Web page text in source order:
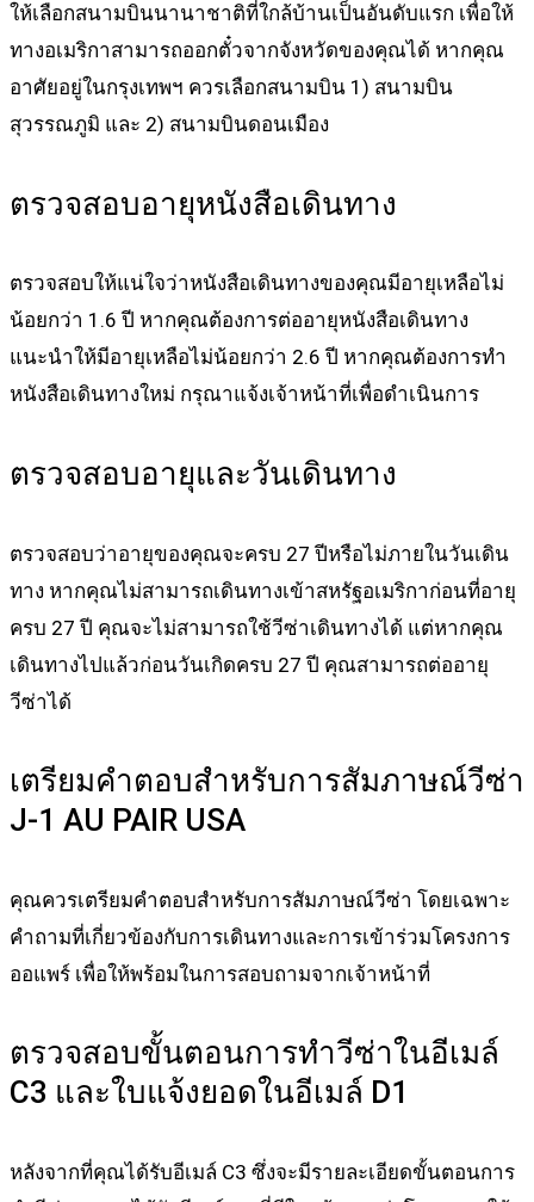
ให้เลือกสนามบินนานาชาติที่ใกล้บ้านเป็นอันดับแรก เพื่อให้
ทางอเมริกาสามารถออกตั๋วจากจังหวัดของคุณได้ หากคุณ
อาศัยอยู่ในกรุงเทพฯ ควรเลือกสนามบิน 1) สนามบิน
สุวรรณภูมิ และ 2) สนามบินดอนเมือง
ตรวจสอบอายุหนังสือเดินทาง
ตรวจสอบให้แน่ใจว่าหนังสือเดินทางของคุณมีอายุเหลือไม่
น้อยกว่า 1.6 ปี หากคุณต้องการต่ออายุหนังสือเดินทาง
แนะนำให้มีอายุเหลือไม่น้อยกว่า 2.6 ปี หากคุณต้องการทำ
หนังสือเดินทางใหม่ กรุณาแจ้งเจ้าหน้าที่เพื่อดำเนินการ
ตรวจสอบอายุและวันเดินทาง
ตรวจสอบว่าอายุของคุณจะครบ 27 ปีหรือไม่ภายในวันเดิน
ทาง หากคุณไม่สามารถเดินทางเข้าสหรัฐอเมริกาก่อนที่อายุ
ครบ 27 ปี คุณจะไม่สามารถใช้วีซ่าเดินทางได้ แต่หากคุณ
เดินทางไปแล้วก่อนวันเกิดครบ 27 ปี คุณสามารถต่ออายุ
วีซ่าได้
เตรียมคำตอบสำหรับการสัมภาษณ์วีซ่า
J-1 AU PAIR USA
คุณควรเตรียมคำตอบสำหรับการสัมภาษณ์วีซ่า โดยเฉพาะ
คำถามที่เกี่ยวข้องกับการเดินทางและการเข้าร่วมโครงการ
ออแพร์ เพื่อให้พร้อมในการสอบถามจากเจ้าหน้าที่
ตรวจสอบขั้นตอนการทำวีซ่าในอีเมล์
C3 และใบแจ้งยอดในอีเมล์ D1
หลังจากที่คุณได้รับอีเมล์ C3 ซึ่งจะมีรายละเอียดขั้นตอนการ